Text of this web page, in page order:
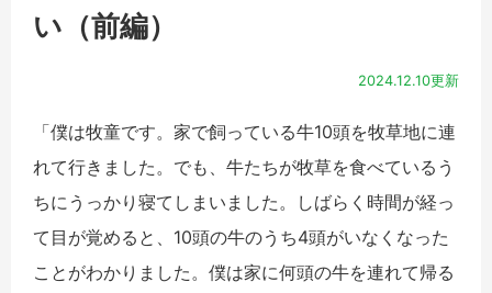
い（前編）
2024.12.10更新
「僕は牧童です。家で飼っている牛10頭を牧草地に連
れて行きました。でも、牛たちが牧草を食べているう
ちにうっかり寝てしまいました。しばらく時間が経っ
て目が覚めると、10頭の牛のうち4頭がいなくなった
ことがわかりました。僕は家に何頭の牛を連れて帰る